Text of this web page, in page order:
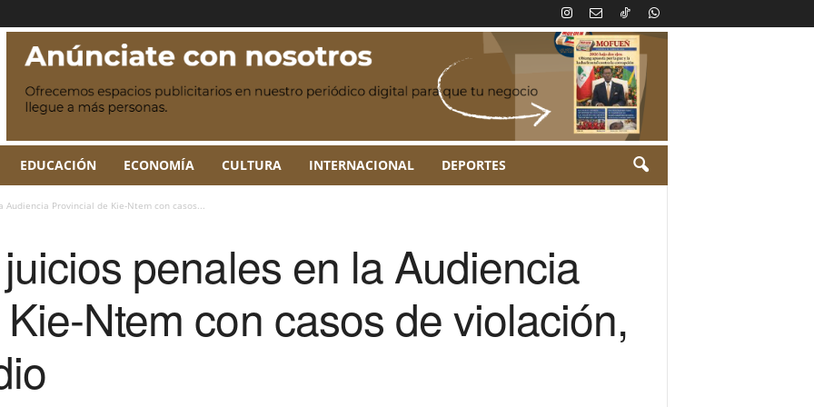
EDUCACIÓN ECONOMÍA CULTURA INTERNACIONAL DEPORTES
Provincial de Kie-Ntem con casos...
penales en la Audiencia
Ntem con casos de violación,